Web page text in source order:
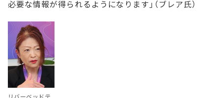
必要な情報が得られるようになります」（ブレア氏）
リバーベッドテ